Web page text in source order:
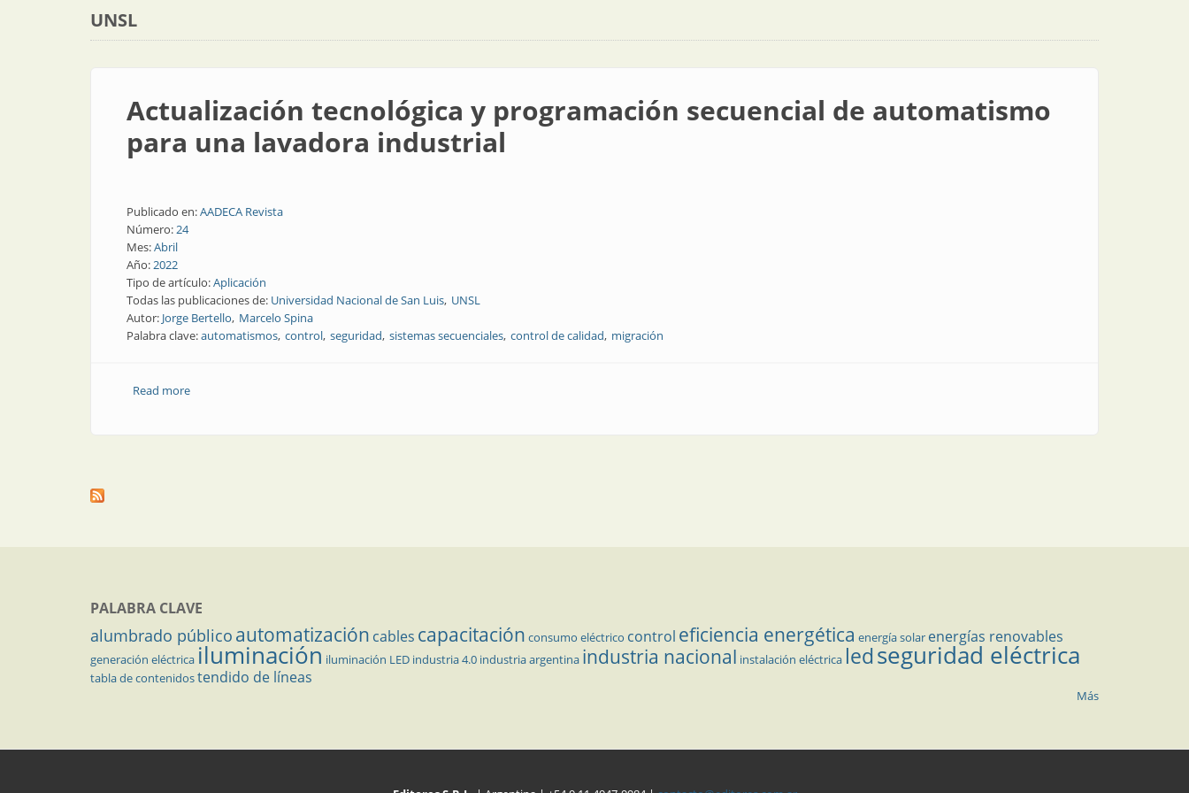
UNSL
Actualización tecnológica y programación secuencial de automatismo
para una lavadora industrial
Publicado en:AADECA Revista
Número:24
Mes:Abril
Año:2022
Tipo de artículo:Aplicación
Todas las publicaciones de: Universidad Nacional de San Luis UNSL
Autor: Jorge Bertello Marcelo Spina
Palabra clave:automatismos control seguridad sistemas secuenciales control de calidad migración
Read moreabout Actualización tecnológica y programación secuencial de automatismo para una lavadora industrial
PALABRA CLAVE
alumbrado público automatización cables capacitación consumo eléctrico control eficiencia energética energía solar energías renovables
generación eléctrica iluminación iluminación LED industria 4.0 industria argentina industria nacional instalación eléctrica ledseguridad eléctrica
tabla de contenidostendido de líneas
Más